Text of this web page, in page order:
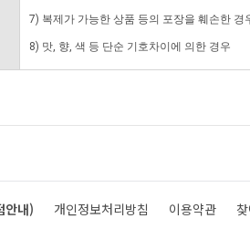
7) 복제가 가능한 상품 등의 포장을 훼손한 경
8) 맛, 향, 색 등 단순 기호차이에 의한 경우
안내) 개인정보처리방침 이용약관